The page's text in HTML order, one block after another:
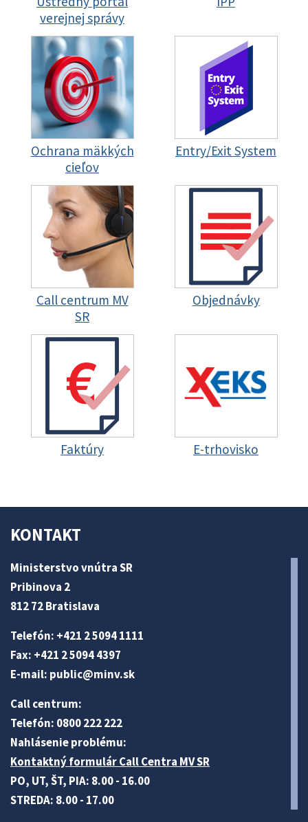
verejnej správy
Ochrana mäkkých
cieľov
Entry/Exit System
Call centrum MV
SR
Objednávky
Faktúry E-trhovisko
KONTAKT
Ministerstvo vnútra SR
Pribinova 2
812 72 Bratislava
Telefón: +421 2 5094 1111
Fax: +421 2 5094 4397
E-mail: public@minv.sk
Call centrum:
Telefón: 0800 222 222
Nahlásenie problému:
Kontaktný formulár Call Centra MV SR
PO, UT, ŠT, PIA: 8.00 - 16.00
STREDA: 8.00 - 17.00